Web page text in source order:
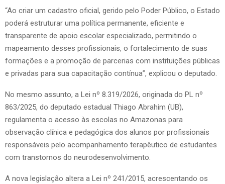
“Ao criar um cadastro oficial, gerido pelo Poder Público, o Estado
poderá estruturar uma política permanente, eficiente e
transparente de apoio escolar especializado, permitindo o
mapeamento desses profissionais, o fortalecimento de suas
formações e a promoção de parcerias com instituições públicas
e privadas para sua capacitação contínua”, explicou o deputado.
No mesmo assunto, a Lei nº 8.319/2026, originada do PL nº
863/2025, do deputado estadual Thiago Abrahim (UB),
regulamenta o acesso às escolas no Amazonas para
observação clínica e pedagógica dos alunos por profissionais
responsáveis pelo acompanhamento terapêutico de estudantes
com transtornos do neurodesenvolvimento.
A nova legislação altera a Lei nº 241/2015, acrescentando os